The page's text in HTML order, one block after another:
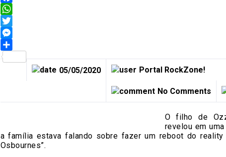
Facebook
WhatsApp
Twitter
Messenger
Share
05/05/2020 Portal RockZone!
No Comments
O filho de
revelou em
a família estava falando sobre fazer um reboot do reality
Osbournes”.